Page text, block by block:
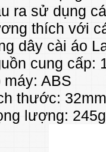
ra sử dụng
thích với
dây cài áo
cung cấp:
máy: ABS
thước:
lượng: 245g